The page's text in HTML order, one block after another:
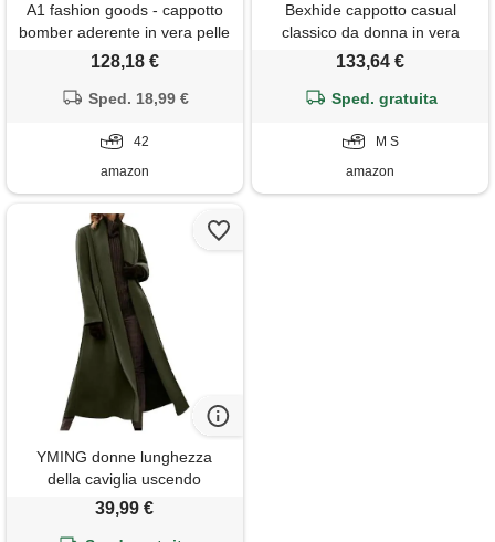
A1 fashion goods - cappotto
bomber aderente in vera pelle
per donna, stile tessa,
128,18 €
Sped. 18,99 €
42
amazon
Bexhide cappotto casual
classico da donna in vera
pelle scamosciata marrone
133,64 €
Sped. gratuita
M S
amazon
YMING donne lunghezza
della caviglia uscendo
classico grosso cappotto
39,99 €